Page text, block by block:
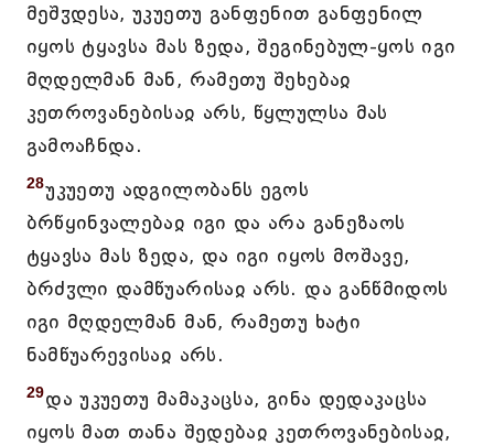
მეშჳდესა, უკუეთუ განფენით განფენილ
იყოს ტყავსა მას ზედა, შეგინებულ-ყოს იგი
მღდელმან მან, რამეთუ შეხებაჲ
კეთროვანებისაჲ არს, წყლულსა მას
გამოაჩნდა.
28უკუეთუ ადგილობანს ეგოს
ბრწყინვალებაჲ იგი და არა განეზაოს
ტყავსა მას ზედა, და იგი იყოს მოშავე,
ბრძჳლი დამწუარისაჲ არს. და განწმიდოს
იგი მღდელმან მან, რამეთუ ხატი
ნამწუარევისაჲ არს.
29და უკუეთუ მამაკაცსა, გინა დედაკაცსა
იყოს მათ თანა შედებაჲ კეთროვანებისაჲ,